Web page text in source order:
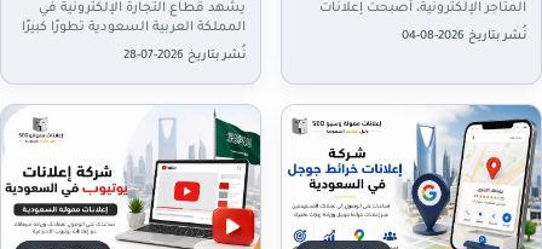
المتاجر الإلكترونية، أصبحت إعلانات
سلة في السعودية من أهم الأدوات
التي تساعد أصحاب المتاجر على…
نُشر بتاريخ 2026-08-04
يشهد قطاع التجارة الإلكترونية في
المملكة العربية السعودية تطورًا كبيرًا
خلال السنوات الأخيرة، وأصبحت
المتاجر الإلكترونية من أهم وسائل
البيع…
نُشر بتاريخ 2026-07-28